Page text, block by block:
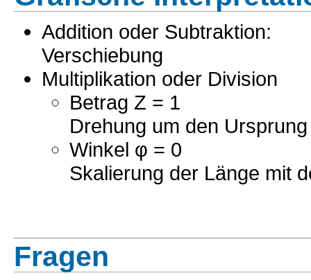
Addition oder Subtraktion:
Verschiebung
Multiplikation oder Division
Betrag Z = 1
Drehung um den
Winkel φ = 0
Skalierung der Länge mit
Fragen